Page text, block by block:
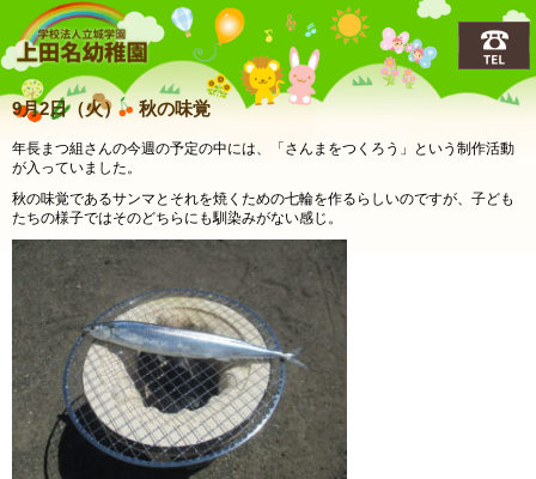
上田名(うえだな)幼稚園
9月2日（火） 秋の味覚
年長まつ組さんの今週の予定の中には、「さんまをつくろう」という制作活動
が入っていました。
秋の味覚であるサンマとそれを焼くための七輪を作るらしいのですが、子ども
たちの様子ではそのどちらにも馴染みがない感じ。